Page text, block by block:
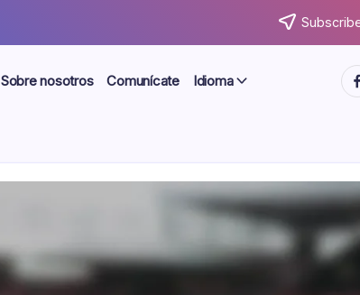
Sobre nosotros Comunícate Idioma